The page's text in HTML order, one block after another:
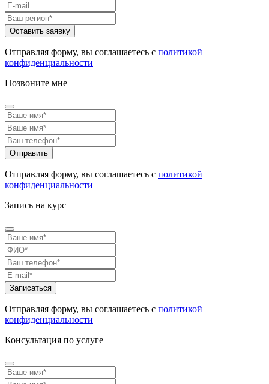
Отправляя форму, вы соглашаетесь с политикой
конфиденциальности
Позвоните мне
Отправляя форму, вы соглашаетесь с политикой
конфиденциальности
Запись на курс
Отправляя форму, вы соглашаетесь с политикой
конфиденциальности
Консультация по услуге